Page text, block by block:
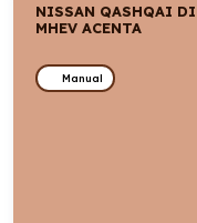
NISSAN QASHQAI
MHEV ACENTA
Manual